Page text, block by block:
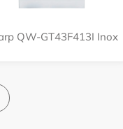
QW-GT43F413I Inox